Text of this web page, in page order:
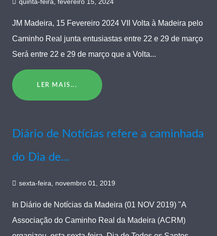
JM Madeira, 15 Fevereiro 2024 VII Volta à Madeira pelo
Caminho Real junta entusiastas entre 22 e 29 de março
Será entre 22 e 29 de março que a Volta...
LER MAIS...
Diário de Notícias refere a caminhada
do Dia de...
sexta-feira, novembro 01, 2019
In Diário de Notícias da Madeira (01 NOV 2019) "A
Associação do Caminho Real da Madeira (ACRM)